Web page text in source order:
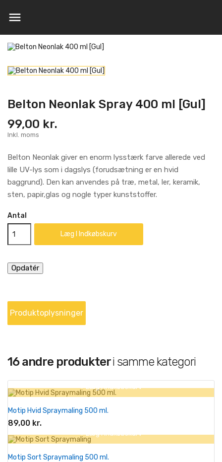

Belton Neonlak Spray 400 ml [Gul]
99,00 kr.
Inkl. moms
Belton Neonlak giver en enorm lysstærk farve allerede ved
lille UV-lys som i dagslys (forudsætning er en hvid
baggrund). Den kan anvendes på træ, metal, ler, keramik,
sten, papir,glas og nogle typer kunststoffer.
Antal
Læg I Indkøbskurv
Produktoplysninger
16 andre produkteri samme kategori
+ Læg I Indkøbskurv
Motip Hvid Spraymaling 500 ml.
89,00 kr.
+ Læg I Indkøbskurv
Motip Sort Spraymaling 500 ml.